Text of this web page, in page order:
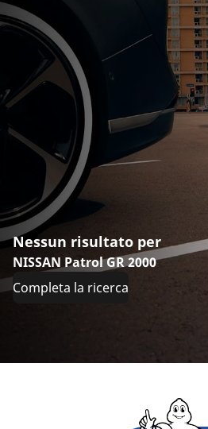
Nessun risultato per
NISSAN Patrol GR 2000
Completa la ricerca